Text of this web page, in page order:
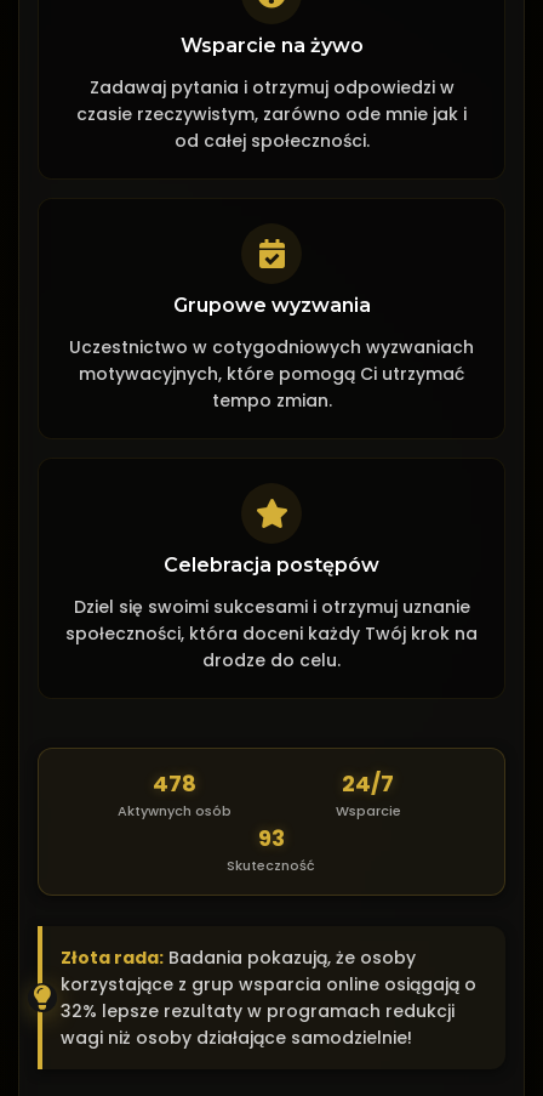
Wsparcie na żywo
Zadawaj pytania i otrzymuj odpowiedzi w
czasie rzeczywistym, zarówno ode mnie jak i
od całej społeczności.
Grupowe wyzwania
Uczestnictwo w cotygodniowych wyzwaniach
motywacyjnych, które pomogą Ci utrzymać
tempo zmian.
Celebracja postępów
Dziel się swoimi sukcesami i otrzymuj uznanie
społeczności, która doceni każdy Twój krok na
drodze do celu.
478
Aktywnych osób
24/7
Wsparcie
93
Skuteczność
Złota rada: Badania pokazują, że osoby
korzystające z grup wsparcia online osiągają o
32% lepsze rezultaty w programach redukcji
wagi niż osoby działające samodzielnie!